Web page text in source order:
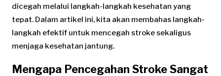
dicegah melalui langkah-langkah kesehatan yang
tepat. Dalam artikel ini, kita akan membahas langkah-
langkah efektif untuk mencegah stroke sekaligus
menjaga kesehatan jantung.
Mengapa Pencegahan Stroke Sangat